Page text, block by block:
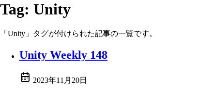
Tag: Unity
「Unity」タグが付けられた記事の一覧です。
Unity Weekly 148
2023年11月20日